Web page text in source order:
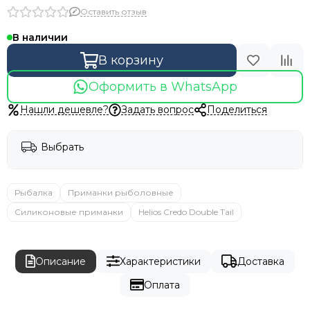
Оставить отзыв
В наличии
В корзину
Оформить в WhatsApp
Нашли дешевле? Задать вопрос Поделиться
Выбрать
Рыбалка
Приманки рыболовные
Силиконовые приманки
Helios Credo Double Tail
Описание Характеристики
Доставка
Оплата